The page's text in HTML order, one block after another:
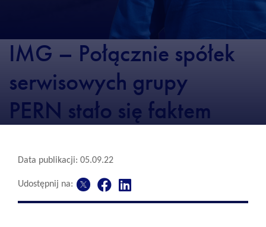
IMG – Połącznie spółek
serwisowych grupy
PERN stało się faktem
Data publikacji: 05.09.22
Udostępnij na: